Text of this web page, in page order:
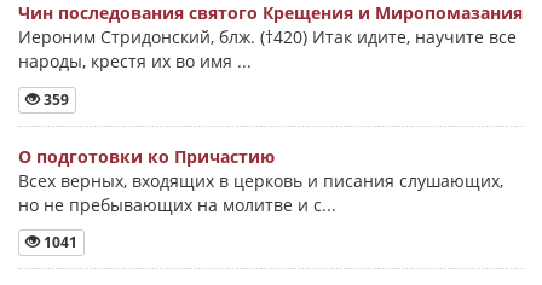
Чин последования святого Крещения и Миропомазания
Иероним Стридонский, блж. (†420) Итак идите, научите все
народы, крестя их во имя ...
359
О подготовки ко Причастию
Всех верных, входящих в церковь и писания слушающих,
но не пребывающих на молитве и с...
1041